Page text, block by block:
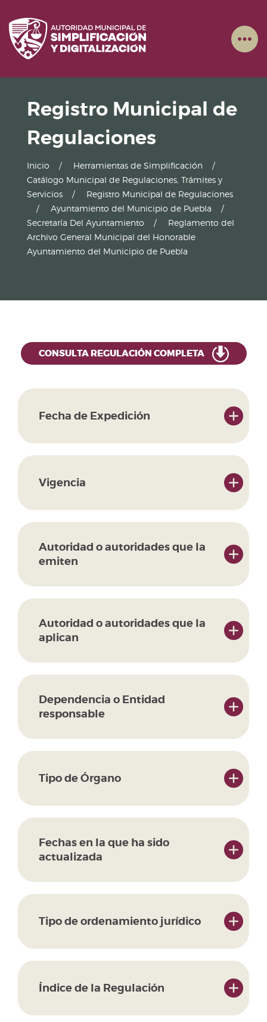
Registro Municipal de
Regulaciones
Inicio
Herramientas de Simplificación
Catálogo Municipal de Regulaciones, Trámites y
Servicios
Registro Municipal de Regulaciones
Ayuntamiento del Municipio de Puebla
Secretaría Del Ayuntamiento
Reglamento del
Archivo General Municipal del Honorable
Ayuntamiento del Municipio de Puebla
CONSULTA REGULACIÓN COMPLETA
Fecha de Expedición
Vigencia
Autoridad o autoridades que la
emiten
Autoridad o autoridades que la
aplican
Dependencia o Entidad
responsable
Tipo de Órgano
Fechas en la que ha sido
actualizada
Tipo de ordenamiento jurídico
Índice de la Regulación